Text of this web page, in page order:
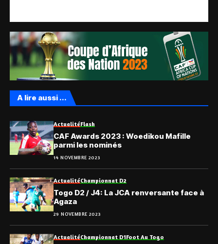
A lire aussi ...
ActualitéFlash
CAF Awards 2023 : Woedikou Mafille
parmi les nominés
14 NOVEMBRE 2023
ActualitéChampionnat D2
Togo D2 / J4: La JCA renversante face à
Agaza
29 NOVEMBRE 2023
ActualitéChampionnat D1Foot Au Togo